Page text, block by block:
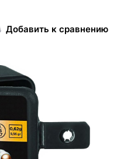
Добавить к сравнению